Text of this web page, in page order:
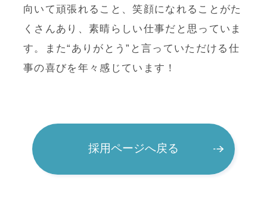
向いて頑張れること、笑顔になれることがた
くさんあり、素晴らしい仕事だと思っていま
す。また“ありがとう”と言っていただける仕
事の喜びを年々感じています！
採用ページへ戻る